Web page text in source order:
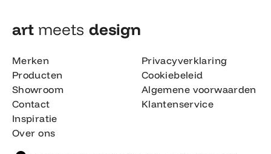
art meets design​
Merken
Producten
Showroom
Contact
Inspiratie
Over ons
Privacyverklaring
Cookiebeleid
Algemene voorwaarden
Klantenservice